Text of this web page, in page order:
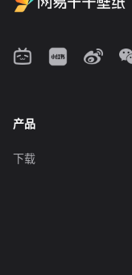
产品
下载